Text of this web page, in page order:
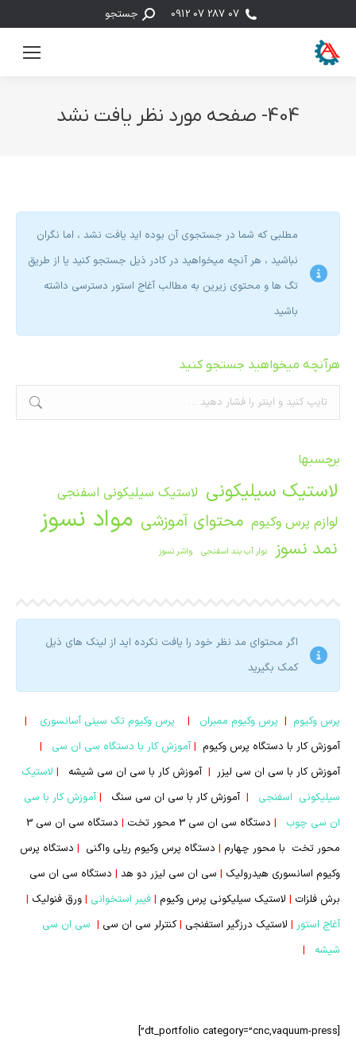
07 287 07 0912 جستجو:جستجو
404- صفحه مورد نظر یافت نشد
مطلبی که شما در جستجوی آن بوده اید یافت نشد ، اما نگران
نباشید ، هر آنچه میخواهید در کادر ذیل جستجو کنید یا از طریق
تگ ها و محتوی زیرین به مطالب آغاج استور دسترسی داشته
باشید
هرآنچه میخواهید جستجو کنید
جستجو:
برچسبها
لاستیک سیلیکونی لاستیک سیلیکونی اسفنجی
لوازم پرس وکیوم محتوای آموزشی مواد نسوز
نمد نسوز نوار آب بند اسفنجی واشر نسوز
اگر محتوای مد نظر خود را یافت نکرده اید از لینک های ذیل
کمک بگیرید
پرس وکیوم | پرس وکیوم ممبران | پرس وکیوم تک سینی آسانسوری
|
آموزش کار با دستگاه پرس وکیوم | آموزش کار با دستگاه سی ان سی
|
آموزش کار با سی ان سی لیزر | آموزش کار با سی ان سی شیشه | لاستیک
سیلیکونی اسفنجی
| آموزش کار با سی ان سی سنگ | آموزش کار با سی
ان سی چوب
| دستگاه سی ان سی 3 محور تخت |
دستگاه سی ان سی 3
محور تخت با محور چهارم | دستگاه پرس وکیوم ریلی واگنی | دستگاه پرس
وکیوم اسانسوری هیدرولیک | سی ان سی لیزر دو هد | دستگاه سی ان سی
برش فلزات | لاستیک سیلیکونی پرس وکیوم | فیبر استخوانی | ورق فنولیک |
آغاج استور | لاستیک درزگیر استفنجی |کنترلر سی ان سی | سی ان سی
شیشه
|
[dt_portfolio category=”cnc,vaquum-press”]